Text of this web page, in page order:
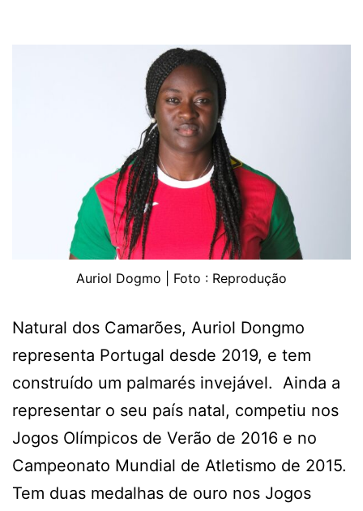
Auriol Dogmo | Foto : Reprodução
Natural dos Camarões, Auriol Dongmo
representa Portugal desde 2019, e tem
construído um palmarés invejável. Ainda a
representar o seu país natal, competiu nos
Jogos Olímpicos de Verão de 2016 e no
Campeonato Mundial de Atletismo de 2015.
Tem duas medalhas de ouro nos Jogos